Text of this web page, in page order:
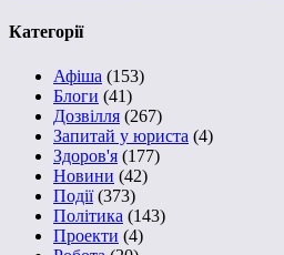
Категорії
Афіша (153)
Блоги (41)
Дозвілля (267)
Запитай у юриста (4)
Здоров'я (177)
Новини (42)
Події(373)
Політика (143)
Проекти (4)